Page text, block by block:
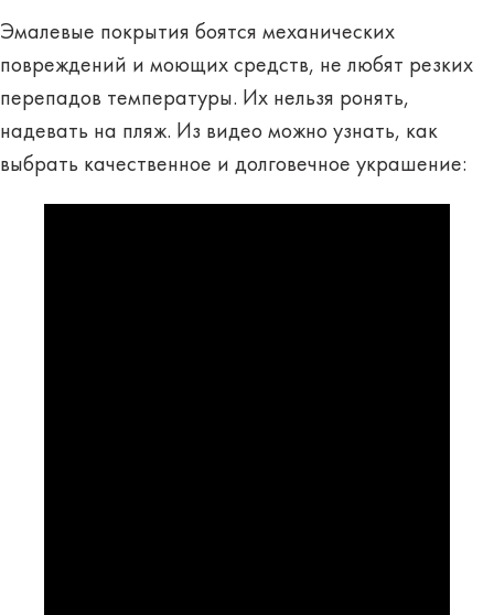
Эмалевые покрытия боятся механических
повреждений и моющих средств, не любят резких
перепадов температуры. Их нельзя ронять,
надевать на пляж. Из видео можно узнать, как
выбрать качественное и долговечное украшение: